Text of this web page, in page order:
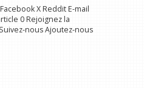
X Reddit E-mail
0 Rejoignez la
nous Ajoutez-nous